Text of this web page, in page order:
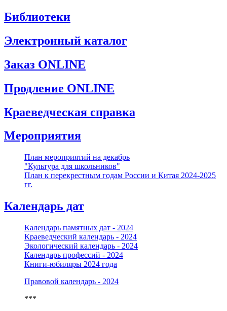
Библиотеки
Электронный каталог
Заказ ONLINE
Продление ONLINE
Краеведческая справка
Мероприятия
План мероприятий на декабрь
"Культура для школьников"
План к перекрестным годам России и Китая 2024-2025
гг.
Календарь дат
Календарь памятных дат - 2024
Краеведческий календарь - 2024
Экологический календарь - 2024
Календарь профессий - 2024
Книги-юбиляры 2024 года
Правовой календарь - 2024
***